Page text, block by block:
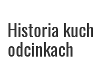
Historia
odcinkach